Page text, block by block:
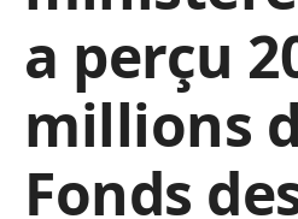
a perçu
millions
Fonds